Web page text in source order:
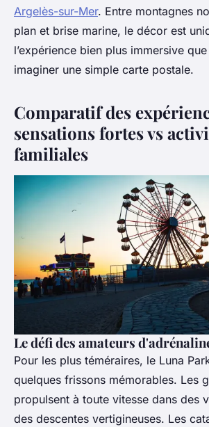
Argelès-sur-Mer. Entre montagnes
plan et brise marine, le décor est
l’expérience bien plus immersive
imaginer une simple carte postale.
Comparatif des
sensations fortes vs
familiales
Le défi des amateurs
Pour les plus téméraires, le Luna
quelques frissons mémorables. Les
propulsent à toute vitesse dans des
des descentes vertigineuses. Les